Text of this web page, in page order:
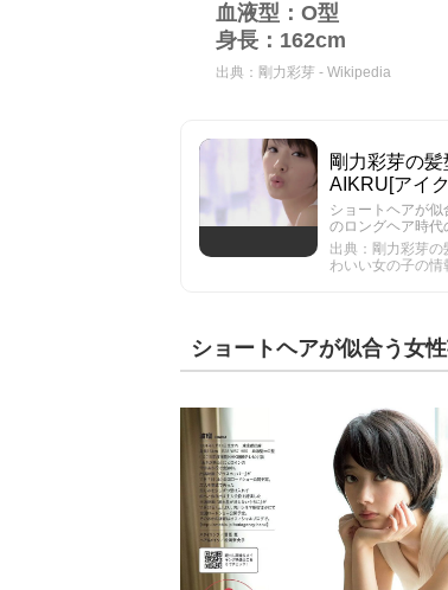
血液型：O型
身長：162cm
出典： 剛力彩芽 - Wikipedia
剛力彩芽の
AIKRU[アイ
ショートヘアが
のロングヘア時代
出典：剛力彩芽
わいい女の子の情
ショートヘアが似合う女